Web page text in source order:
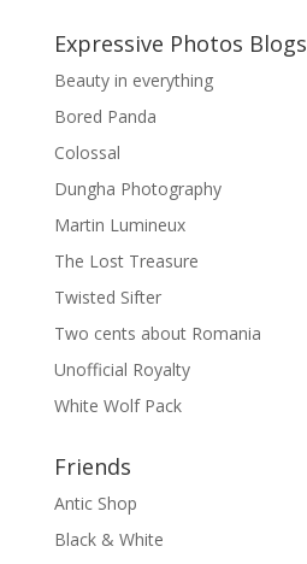
Expressive Photos Blogs
Beauty in everything
Bored Panda
Colossal
Dungha Photography
Martin Lumineux
The Lost Treasure
Twisted Sifter
Two cents about Romania
Unofficial Royalty
White Wolf Pack
Friends
Antic Shop
Black & White